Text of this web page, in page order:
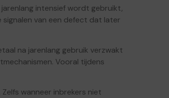
intensief wordt gebruikt,
signalen van een defect dat later
na jarenlang gebruik verzwakt
Vooral tijdens
wanneer inbrekers niet